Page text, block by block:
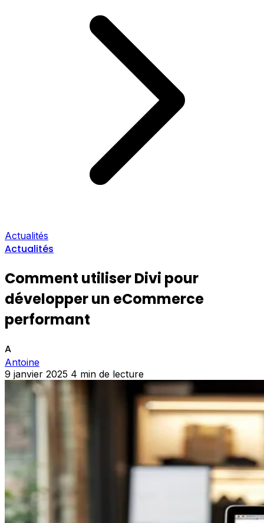
Actualités
Actualités
Comment utiliser Divi pour
développer un eCommerce
performant
A
Antoine
9 janvier 2025 4 min de lecture